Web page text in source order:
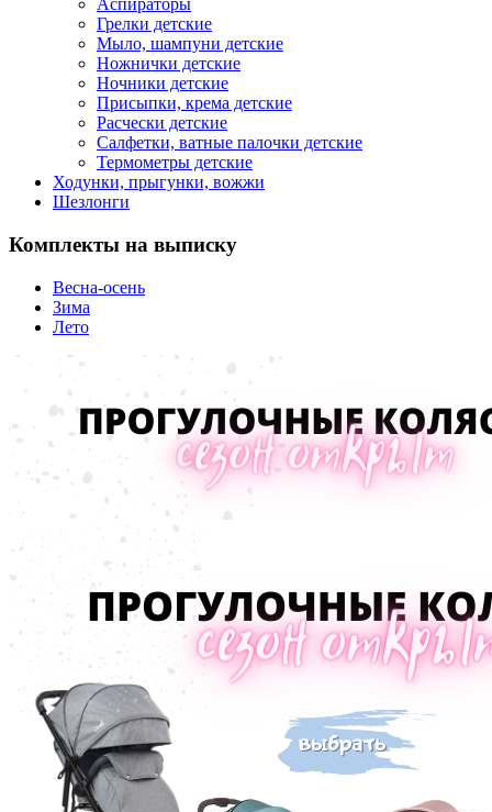
Аспираторы
Грелки детские
Мыло, шампуни детские
Ножнички детские
Ночники детские
Присыпки, крема детские
Расчески детские
Салфетки, ватные палочки детские
Термометры детские
Ходунки, прыгунки, вожжи
Шезлонги
Комплекты на выписку
Весна-осень
Зима
Лето